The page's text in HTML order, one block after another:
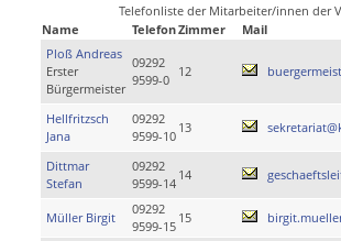
Telefonliste der Mitarbeiter/innen der
Name
TelefonZimmer
Mail
Ploß Andreas
Erster
Bürgermeister
09292
9599-0
12
Hellfritzsch
Jana
09292
9599-10
13
Dittmar
Stefan
09292
9599-14
14
Müller Birgit
09292
9599-15
15